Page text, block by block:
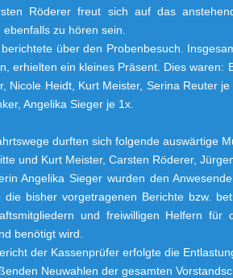
Röderer freut sich auf das
ebenfalls zu hören sein.
über den Probenbesuch.
erhielten ein kleines Präsent. Dies waren:
Nicole Heidt, Kurt Meister, Serina Reuter
Angelika Sieger je 1x.
durften sich folgende auswärtige
und Kurt Meister, Carsten Röderer,
Angelika Sieger wurden den
die bisher vorgetragenen Berichte bzw.
und freiwilligen Helfern
benötigt wird.
der Kassenprüfer erfolgte die
Neuwahlen der gesamten